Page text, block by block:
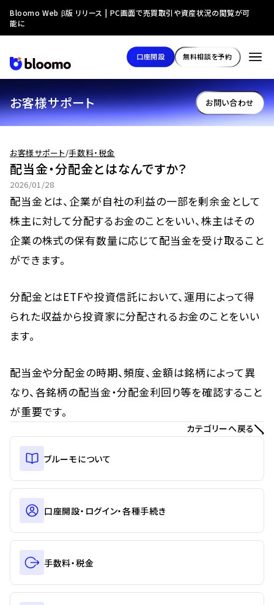
お客様サポート お問い合わせ
お客様サポート/手数料・税金
配当金・分配金とはなんですか？
2026/01/28
配当金とは、企業が自社の利益の一部を剰余金として
株主に対して分配するお金のことをいい、株主はその
企業の株式の保有数量に応じて配当金を受け取ること
ができます。
分配金とはETFや投資信託において、運用によって得
られた収益から投資家に分配されるお金のことをいい
ます。
配当金や分配金の時期、頻度、金額は銘柄によって異
なり、各銘柄の配当金・分配金利回り等を確認すること
が重要です。
カテゴリーへ戻る
ブルーモについて
口座開設・ログイン・各種手続き
手数料・税金
Bloomo Web β版 リリース | PC画面で売買取引や資産状況の閲覧が可
能に
口座開設 無料相談を予約